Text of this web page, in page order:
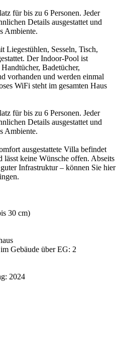
für bis zu 6 Personen. Jeder
Details ausgestattet und
Ambiente.
Liegestühlen, Sesseln, Tisch,
Der Indoor-Pool ist
Badetücher,
vorhanden und werden einmal
WiFi steht im gesamten Haus
für bis zu 6 Personen. Jeder
Details ausgestattet und
Ambiente.
ausgestattete Villa befindet
lässt keine Wünsche offen. Abseits
Infrastruktur – können Sie hier
30 cm)
Gebäude über EG: 2
2024